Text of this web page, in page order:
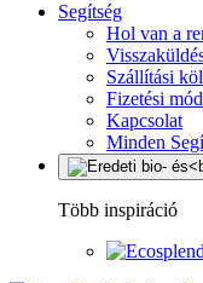
Segítség
Hol van a
Szállítási
Fizetési
Kapcsolat
Minden
Több inspiráció